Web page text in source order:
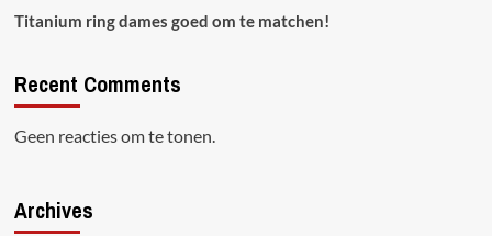
Titanium ring dames goed om te matchen!
Recent Comments
Geen reacties om te tonen.
Archives